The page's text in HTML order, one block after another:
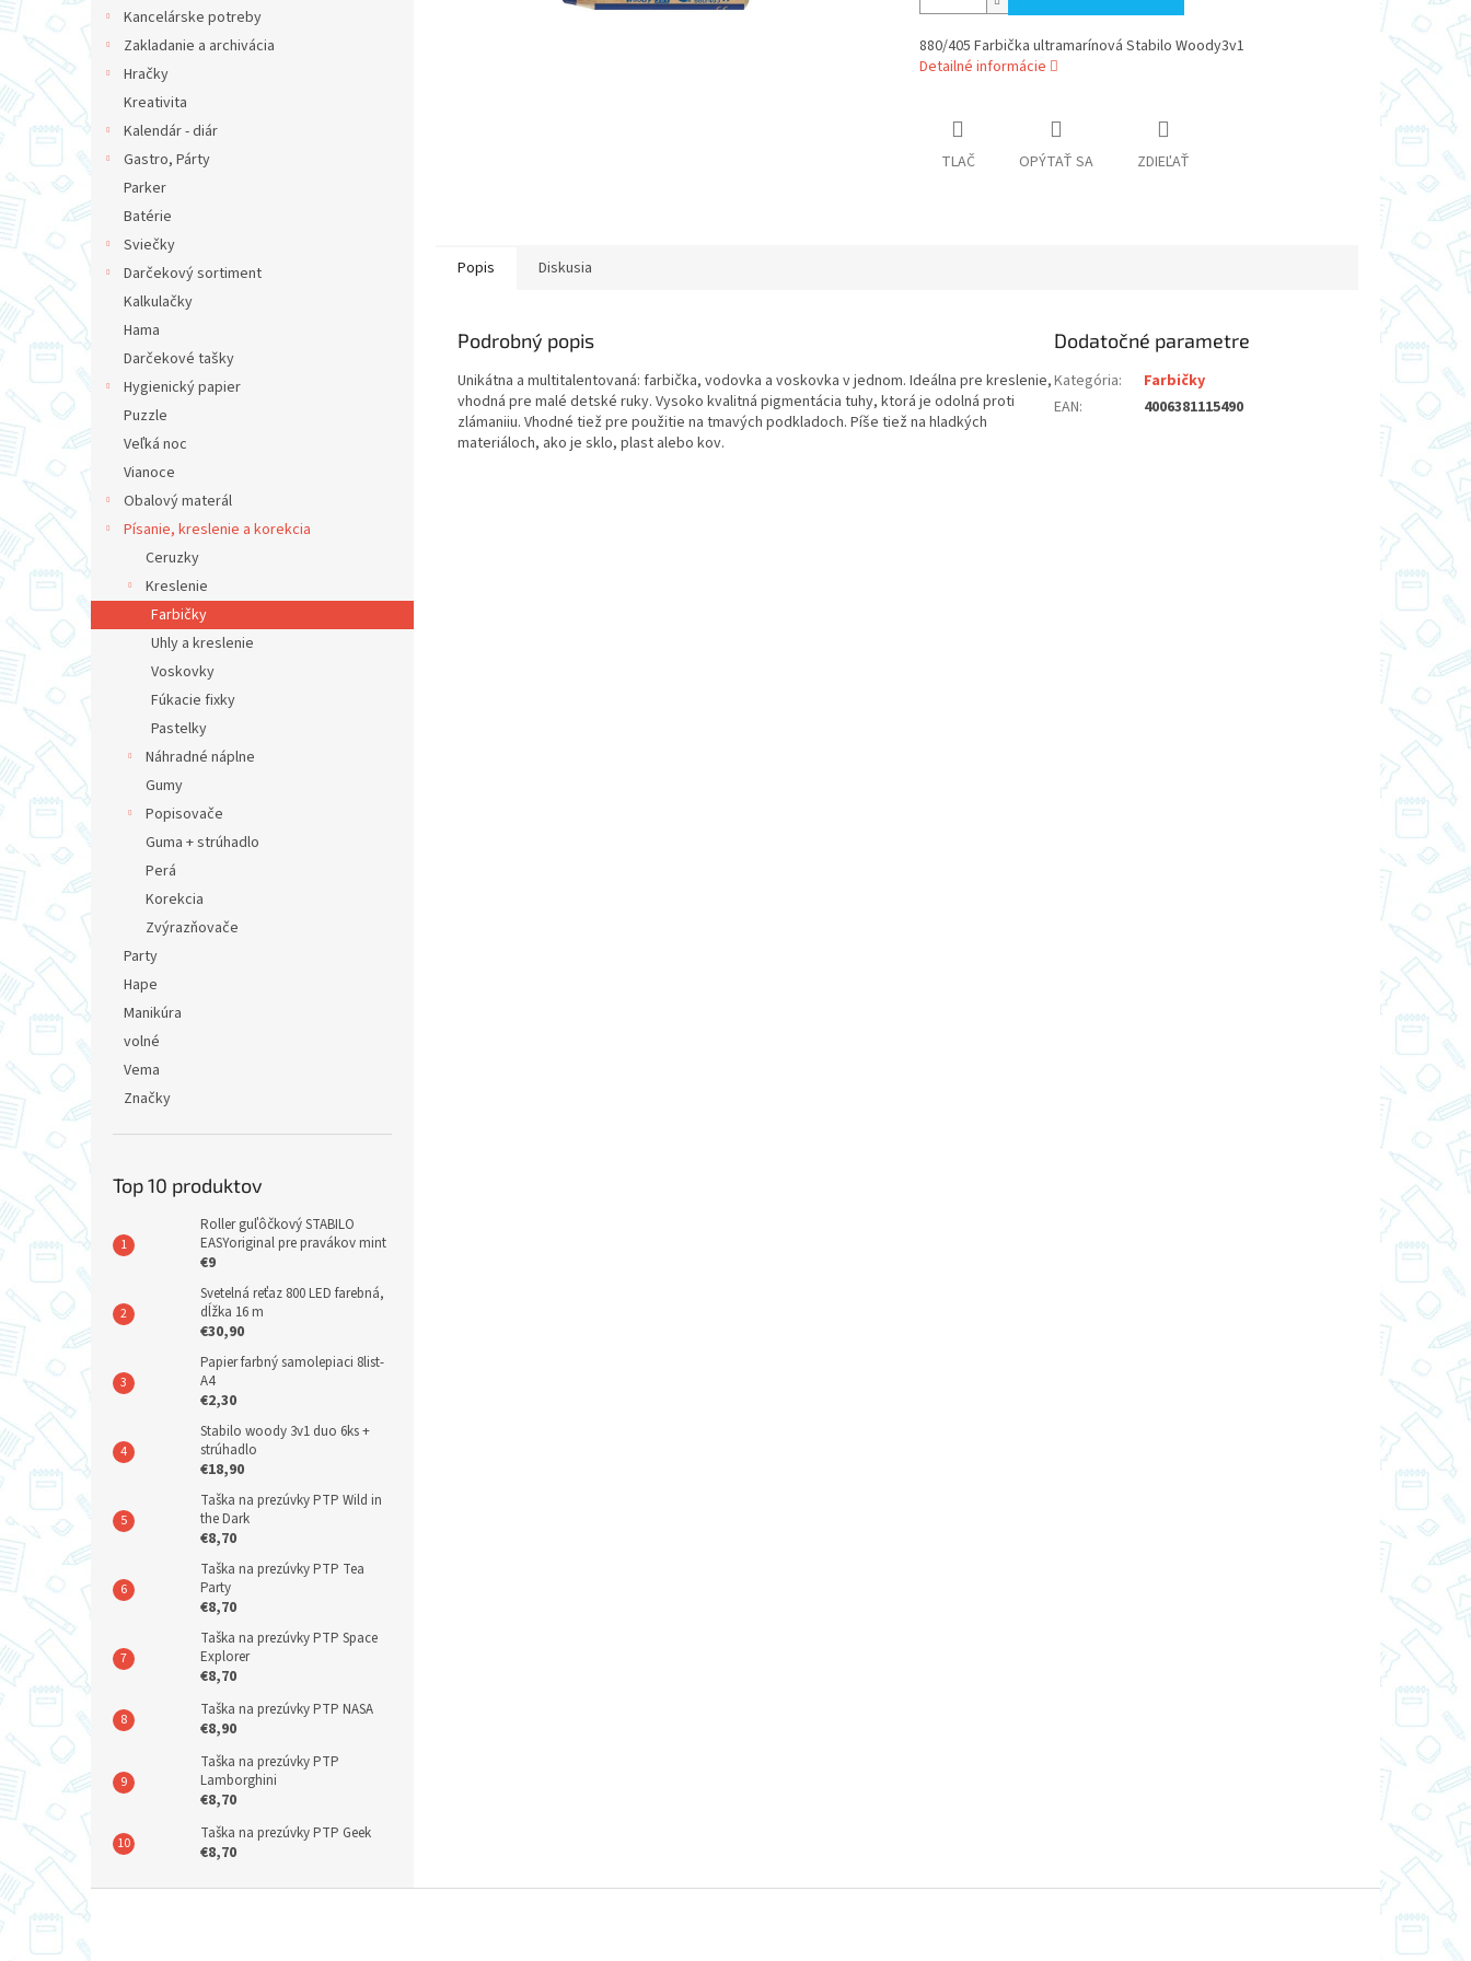
Kancelárske potreby
Zakladanie a archivácia
Hračky
Kreativita
Kalendár - diár
Gastro, Párty
Parker
Batérie
Sviečky
Darčekový sortiment
Kalkulačky
Hama
Darčekové tašky
Hygienický papier
Puzzle
Veľká noc
Vianoce
Obalový materál
Písanie, kreslenie a korekcia
Ceruzky
Kreslenie
Farbičky
Uhly a kreslenie
Voskovky
Fúkacie fixky
Pastelky
Náhradné náplne
Gumy
Popisovače
Guma + strúhadlo
Perá
Korekcia
Zvýrazňovače
Party
Hape
Manikúra
volné
Vema
Značky
Top 10 produktov
Roller guľôčkový STABILO
EASYoriginal pre pravákov mint
€9
Svetelná reťaz 800 LED farebná,
dĺžka 16 m
€30,90
Papier farbný samolepiaci 8list-
A4
€2,30
Stabilo woody 3v1 duo 6ks +
strúhadlo
€18,90
Taška na prezúvky PTP Wild in
the Dark
€8,70
Taška na prezúvky PTP Tea
Party
€8,70
Taška na prezúvky PTP Space
Explorer
€8,70
Taška na prezúvky PTP NASA
€8,90
Taška na prezúvky PTP
Lamborghini
€8,70
Taška na prezúvky PTP Geek
€8,70
880/405 Farbička ultramarínová Stabilo Woody3v1
Detailné informácie
TLAČ OPÝTAŤ SA ZDIEĽAŤ
Popis Diskusia
Podrobný popis
Unikátna a multitalentovaná: farbička, vodovka a voskovka v jednom. Ideálna pre kreslenie,
vhodná pre malé detské ruky. Vysoko kvalitná pigmentácia tuhy, ktorá je odolná proti
zlámaniiu. Vhodné tiež pre použitie na tmavých podkladoch. Píše tiež na hladkých
materiáloch, ako je sklo, plast alebo kov.
Dodatočné parametre
Kategória:
Farbičky
EAN: 4006381115490
Z
á